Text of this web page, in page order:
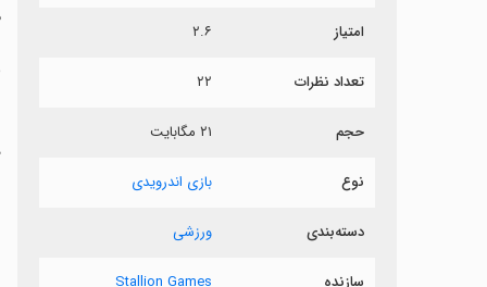
امتیاز ۲.۶
تعداد نظرات ۲۲
حجم ۲۱ مگابایت
نوع بازی اندرویدی
دسته‌بندی ورزشی
سازنده Stallion Games